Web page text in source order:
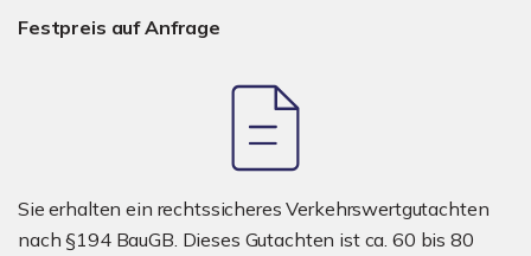
Festpreis auf Anfrage
Sie erhalten ein rechtssicheres Verkehrswertgutachten
nach §194 BauGB. Dieses Gutachten ist ca. 60 bis 80